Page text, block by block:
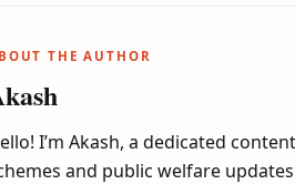
THE AUTHOR
I’m Akash, a dedicated
and public welfare